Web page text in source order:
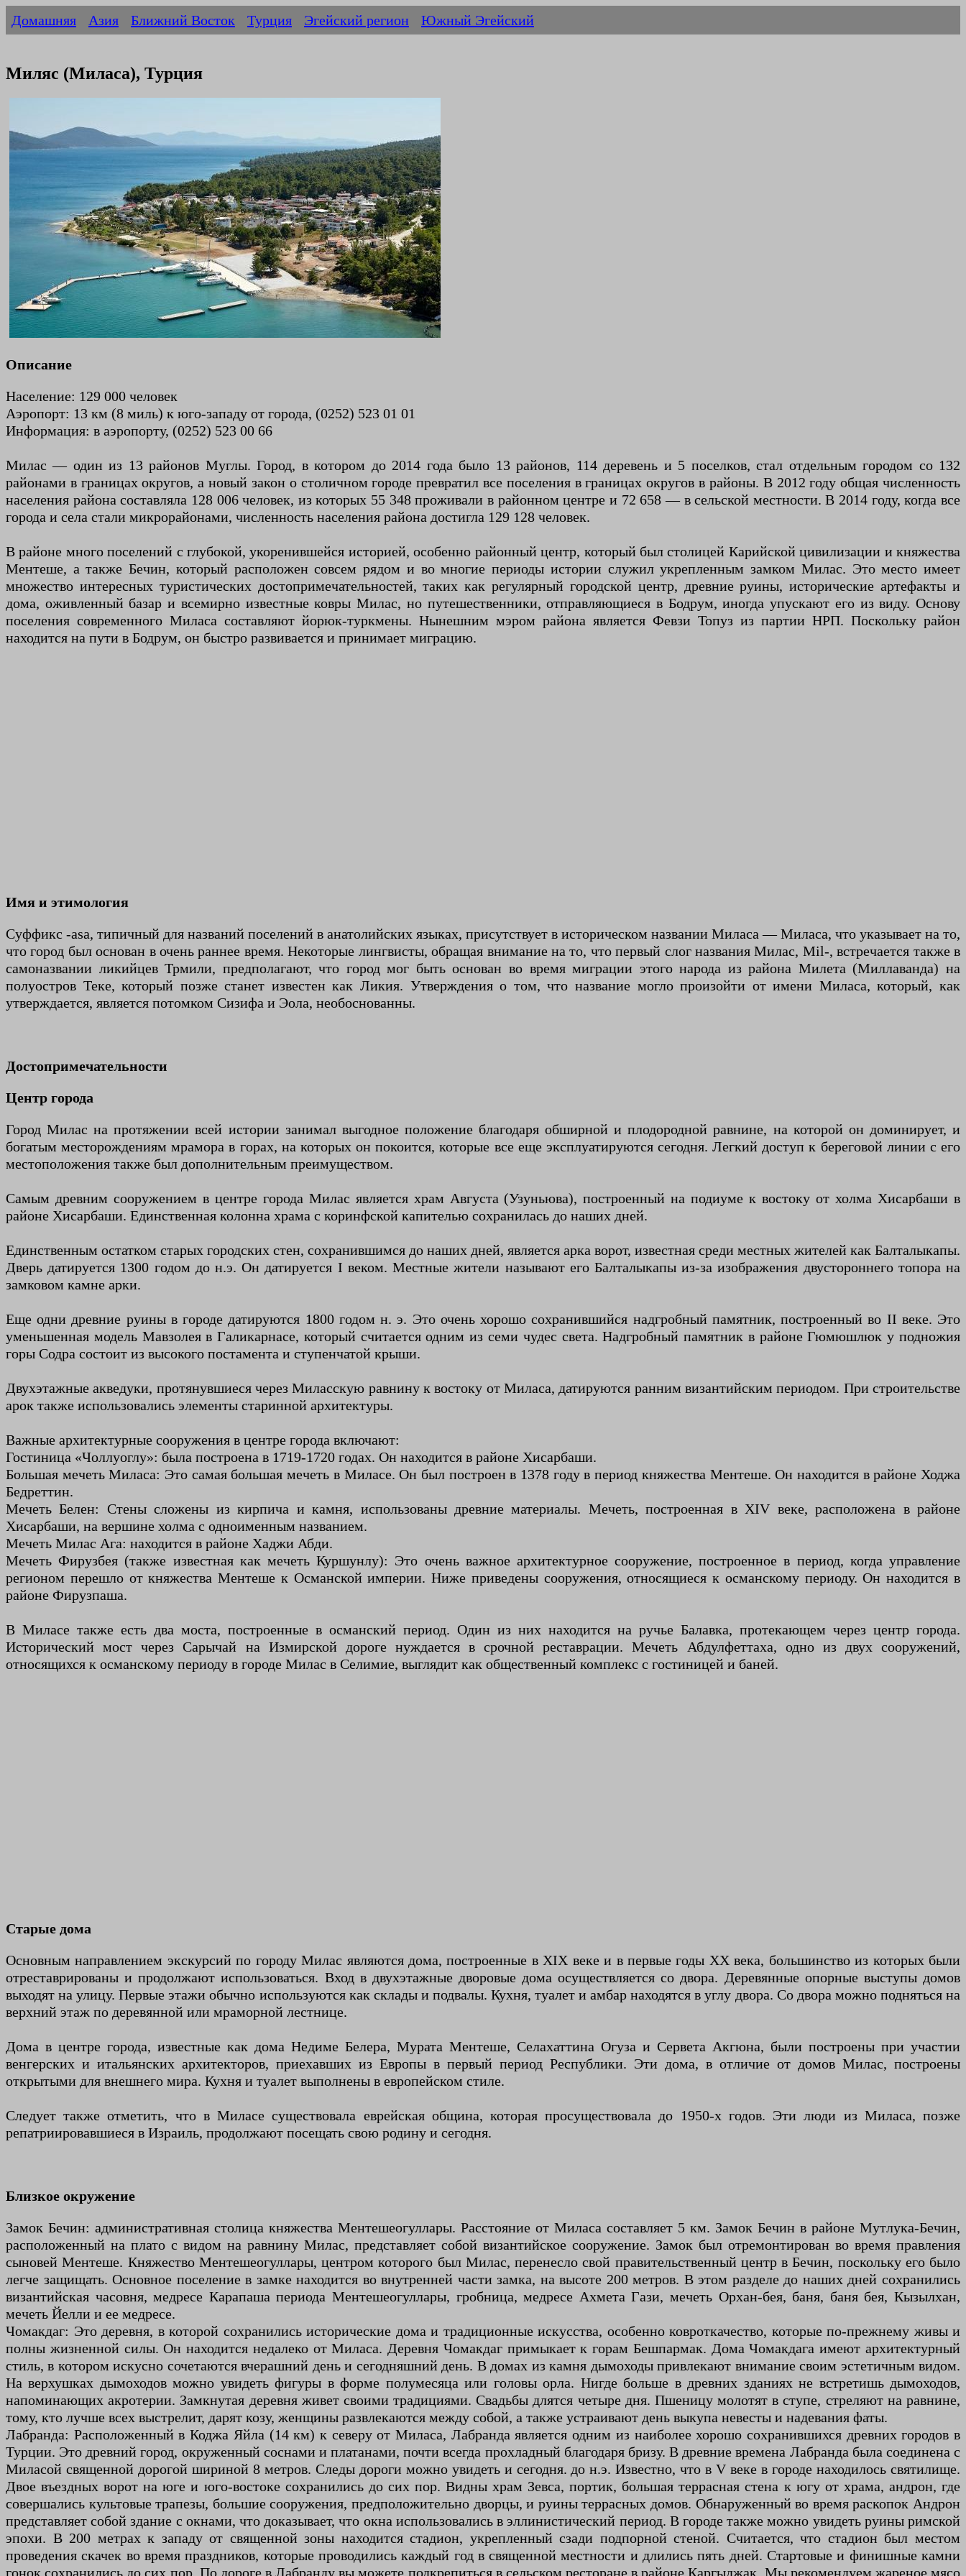
Домашняя Азия Ближний Восток Турция Эгейский регион Южный Эгейский
Миляс (Миласа), Турция
Описание
Население: 129 000 человек
Аэропорт: 13 км (8 миль) к юго-западу от города, (0252) 523 01 01
Информация: в аэропорту, (0252) 523 00 66
Милас — один из 13 районов Муглы. Город, в котором до 2014 года было 13 районов, 114 деревень и 5 поселков, стал отдельным городом со 132
районами в границах округов, а новый закон о столичном городе превратил все поселения в границах округов в районы. В 2012 году общая численность
населения района составляла 128 006 человек, из которых 55 348 проживали в районном центре и 72 658 — в сельской местности. В 2014 году, когда все
города и села стали микрорайонами, численность населения района достигла 129 128 человек.
В районе много поселений с глубокой, укоренившейся историей, особенно районный центр, который был столицей Карийской цивилизации и княжества
Ментеше, а также Бечин, который расположен совсем рядом и во многие периоды истории служил укрепленным замком Милас. Это место имеет
множество интересных туристических достопримечательностей, таких как регулярный городской центр, древние руины, исторические артефакты и
дома, оживленный базар и всемирно известные ковры Милас, но путешественники, отправляющиеся в Бодрум, иногда упускают его из виду. Основу
поселения современного Миласа составляют йорюк-туркмены. Нынешним мэром района является Февзи Топуз из партии НРП. Поскольку район
находится на пути в Бодрум, он быстро развивается и принимает миграцию.
Имя и этимология
Суффикс -asa, типичный для названий поселений в анатолийских языках, присутствует в историческом названии Миласа — Миласа, что указывает на то,
что город был основан в очень раннее время. Некоторые лингвисты, обращая внимание на то, что первый слог названия Милас, Mil-, встречается также в
самоназвании ликийцев Трмили, предполагают, что город мог быть основан во время миграции этого народа из района Милета (Миллаванда) на
полуостров Теке, который позже станет известен как Ликия. Утверждения о том, что название могло произойти от имени Миласа, который, как
утверждается, является потомком Сизифа и Эола, необоснованны.
Достопримечательности
Центр города
Город Милас на протяжении всей истории занимал выгодное положение благодаря обширной и плодородной равнине, на которой он доминирует, и
богатым месторождениям мрамора в горах, на которых он покоится, которые все еще эксплуатируются сегодня. Легкий доступ к береговой линии с его
местоположения также был дополнительным преимуществом.
Самым древним сооружением в центре города Милас является храм Августа (Узуньюва), построенный на подиуме к востоку от холма Хисарбаши в
районе Хисарбаши. Единственная колонна храма с коринфской капителью сохранилась до наших дней.
Единственным остатком старых городских стен, сохранившимся до наших дней, является арка ворот, известная среди местных жителей как Балталыкапы.
Дверь датируется 1300 годом до н.э. Он датируется I веком. Местные жители называют его Балталыкапы из-за изображения двустороннего топора на
замковом камне арки.
Еще одни древние руины в городе датируются 1800 годом н. э. Это очень хорошо сохранившийся надгробный памятник, построенный во II веке. Это
уменьшенная модель Мавзолея в Галикарнасе, который считается одним из семи чудес света. Надгробный памятник в районе Гюмюшлюк у подножия
горы Содра состоит из высокого постамента и ступенчатой ​​крыши.
Двухэтажные акведуки, протянувшиеся через Миласскую равнину к востоку от Миласа, датируются ранним византийским периодом. При строительстве
арок также использовались элементы старинной архитектуры.
Важные архитектурные сооружения в центре города включают:
Гостиница «Чоллуоглу»: была построена в 1719-1720 годах. Он находится в районе Хисарбаши.
Большая мечеть Миласа: Это самая большая мечеть в Миласе. Он был построен в 1378 году в период княжества Ментеше. Он находится в районе Ходжа
Бедреттин.
Мечеть Белен: Стены сложены из кирпича и камня, использованы древние материалы. Мечеть, построенная в XIV веке, расположена в районе
Хисарбаши, на вершине холма с одноименным названием.
Мечеть Милас Ага: находится в районе Хаджи Абди.
Мечеть Фирузбея (также известная как мечеть Куршунлу): Это очень важное архитектурное сооружение, построенное в период, когда управление
регионом перешло от княжества Ментеше к Османской империи. Ниже приведены сооружения, относящиеся к османскому периоду. Он находится в
районе Фирузпаша.
В Миласе также есть два моста, построенные в османский период. Один из них находится на ручье Балавка, протекающем через центр города.
Исторический мост через Сарычай на Измирской дороге нуждается в срочной реставрации. Мечеть Абдулфеттаха, одно из двух сооружений,
относящихся к османскому периоду в городе Милас в Селимие, выглядит как общественный комплекс с гостиницей и баней.
Старые дома
Основным направлением экскурсий по городу Милас являются дома, построенные в XIX веке и в первые годы XX века, большинство из которых были
отреставрированы и продолжают использоваться. Вход в двухэтажные дворовые дома осуществляется со двора. Деревянные опорные выступы домов
выходят на улицу. Первые этажи обычно используются как склады и подвалы. Кухня, туалет и амбар находятся в углу двора. Со двора можно подняться на
верхний этаж по деревянной или мраморной лестнице.
Дома в центре города, известные как дома Недиме Белера, Мурата Ментеше, Селахаттина Огуза и Сервета Акгюна, были построены при участии
венгерских и итальянских архитекторов, приехавших из Европы в первый период Республики. Эти дома, в отличие от домов Милас, построены
открытыми для внешнего мира. Кухня и туалет выполнены в европейском стиле.
Следует также отметить, что в Миласе существовала еврейская община, которая просуществовала до 1950-х годов. Эти люди из Миласа, позже
репатриировавшиеся в Израиль, продолжают посещать свою родину и сегодня.
Близкое окружение
Замок Бечин: административная столица княжества Ментешеогуллары. Расстояние от Миласа составляет 5 км. Замок Бечин в районе Мутлука-Бечин,
расположенный на плато с видом на равнину Милас, представляет собой византийское сооружение. Замок был отремонтирован во время правления
сыновей Ментеше. Княжество Ментешеогуллары, центром которого был Милас, перенесло свой правительственный центр в Бечин, поскольку его было
легче защищать. Основное поселение в замке находится во внутренней части замка, на высоте 200 метров. В этом разделе до наших дней сохранились
византийская часовня, медресе Карапаша периода Ментешеогуллары, гробница, медресе Ахмета Гази, мечеть Орхан-бея, баня, баня бея, Кызылхан,
мечеть Йелли и ее медресе.
Чомакдаг: Это деревня, в которой сохранились исторические дома и традиционные искусства, особенно ковроткачество, которые по-прежнему живы и
полны жизненной силы. Он находится недалеко от Миласа. Деревня Чомакдаг примыкает к горам Бешпармак. Дома Чомакдага имеют архитектурный
стиль, в котором искусно сочетаются вчерашний день и сегодняшний день. В домах из камня дымоходы привлекают внимание своим эстетичным видом.
На верхушках дымоходов можно увидеть фигуры в форме полумесяца или головы орла. Нигде больше в древних зданиях не встретишь дымоходов,
напоминающих акротерии. Замкнутая деревня живет своими традициями. Свадьбы длятся четыре дня. Пшеницу молотят в ступе, стреляют на равнине,
тому, кто лучше всех выстрелит, дарят козу, женщины развлекаются между собой, а также устраивают день выкупа невесты и надевания фаты.
Лабранда: Расположенный в Коджа Яйла (14 км) к северу от Миласа, Лабранда является одним из наиболее хорошо сохранившихся древних городов в
Турции. Это древний город, окруженный соснами и платанами, почти всегда прохладный благодаря бризу. В древние времена Лабранда была соединена с
Миласой священной дорогой шириной 8 метров. Следы дороги можно увидеть и сегодня. до н.э. Известно, что в V веке в городе находилось святилище.
Двое въездных ворот на юге и юго-востоке сохранились до сих пор. Видны храм Зевса, портик, большая террасная стена к югу от храма, андрон, где
совершались культовые трапезы, большие сооружения, предположительно дворцы, и руины террасных домов. Обнаруженный во время раскопок Андрон
представляет собой здание с окнами, что доказывает, что окна использовались в эллинистический период. В городе также можно увидеть руины римской
эпохи. В 200 метрах к западу от священной зоны находится стадион, укрепленный сзади подпорной стеной. Считается, что стадион был местом
проведения скачек во время праздников, которые проводились каждый год в священной местности и длились пять дней. Стартовые и финишные камни
гонок сохранились до сих пор. По дороге в Лабранду вы можете подкрепиться в сельском ресторане в районе Каргыджак. Мы рекомендуем жареное мясо